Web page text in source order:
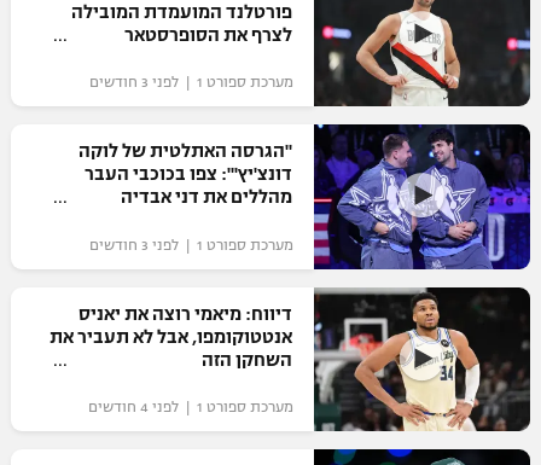
פורטלנד המועמדת המובילה
לצרף את הסופרסטאר
מערכת ספורט 1 | לפני 3 חודשים
"הגרסה האתלטית של לוקה
דונצ'יץ'": צפו בכוכבי העבר
מהללים את דני אבדיה
מערכת ספורט 1 | לפני 3 חודשים
דיווח: מיאמי רוצה את יאניס
אנטטוקומפו, אבל לא תעביר את
השחקן הזה
מערכת ספורט 1 | לפני 4 חודשים